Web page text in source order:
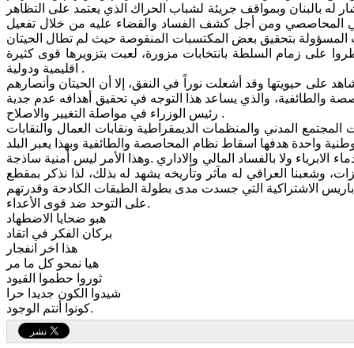
بالبنان وبمواقف جريئة لشباب الحراك الذي يعتمد على التظاهر
المحاصصي ومن أجل كشف الفساد والقضاء عليه من خلال تفعيل
المسؤولة بتحقيق بعض المكتسبات المنقوصة حيث لم تطال الحيتان
على زمام السلطة بانتخابات مزورة، لعبت بتزويرها قوى كثيرة
اقليمية ودولية .
على حيويتها وقد أشعلت نوراً في النفق، إلا أن الحيتان وأنصارهم
والطائفية، والذي يساعد هذا التوجه في تحقيق أهدافه عدم جدية
رئيس الوزراء في مواصلة التغيير والاصلاح .
المدني والمنظمات الديمقراطية ونقابات العمال والنقابات
واحدة هدفها اسقاط نظام المحاصصة والطائفية وبهذا يعبر البلد
ولا بالفساد المالي والاداري .وهذا الأمر ليس أمنية ساذجة
وشعبنا العراقي له مآثر وتأريخه يشهد له بذلك، لذا نذكر بمقطع
باريس الاشتراكية التي جسدت مدى بطولة الطبقات الكادحة وقدرتهم
على التوحد ضد قوى الأعداء.
هبو ضحايا الاضطهاد
بركان الفكر في اتقاد
هذا اخر انفجار
هيا نمحو كل ما مر
ثوروا حطموا القيود
شيدوا الكون جديدا حرا
كونوا أنتم الوجود.